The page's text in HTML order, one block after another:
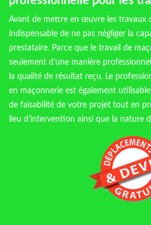
Avant de mettre en œuvre les travaux
indispensable de ne pas négliger la
prestataire. Parce que le travail de
seulement d’une manière
la qualité de résultat reçu. Le
en maçonnerie est également
de faisabilité de votre projet tout en
lieu d’intervention ainsi que la nature